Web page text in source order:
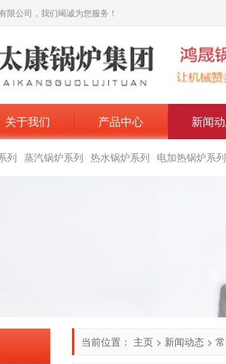
限公司，我们竭诚为您服务！
关于我们 产品中心 新闻
列 蒸汽锅炉系列 热水锅炉系列 电加热锅炉系列
当前位置： 主页 > 新闻动态 >